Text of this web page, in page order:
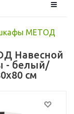
МЕТОД
Навесной
- белый/
см